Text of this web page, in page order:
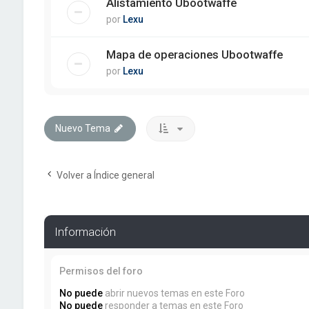
Alistamiento Ubootwaffe
por Lexu
Mapa de operaciones Ubootwaffe
por Lexu
Nuevo Tema
Volver a Índice general
Información
Permisos del foro
No puedeabrir nuevos temas en este Foro
No puederesponder a temas en este Foro